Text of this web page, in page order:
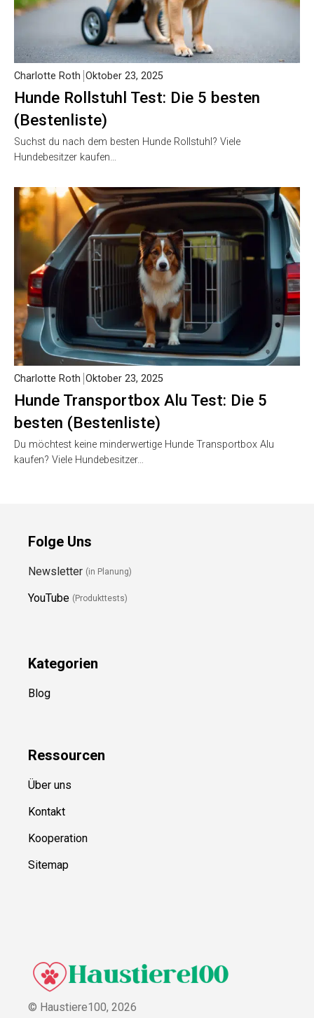
Hunde Rollstuhl Test: Die 5 besten
(Bestenliste)
Charlotte Roth Oktober 23, 2025
Suchst du nach dem besten Hunde Rollstuhl? Viele
Hundebesitzer kaufen…
Hunde Transportbox Alu Test: Die 5
besten (Bestenliste)
Charlotte Roth Oktober 23, 2025
Du möchtest keine minderwertige Hunde Transportbox Alu
kaufen? Viele Hundebesitzer…
Folge Uns
Newsletter (in Planung)
YouTube (Produkttests)
Kategorien
Blog
Ressourcen
Über uns
Kontakt
Kooperation
Sitemap
© Haustiere100, 2026